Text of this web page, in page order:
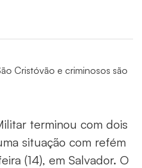
terminou com dois
situação com refém
(14), em Salvador. O